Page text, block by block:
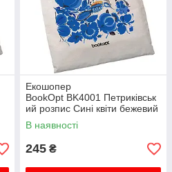
Екошопер
BookOpt BK4001 Петриківськ
ий розпис Сині квіти бежевий
В наявності
245 ₴